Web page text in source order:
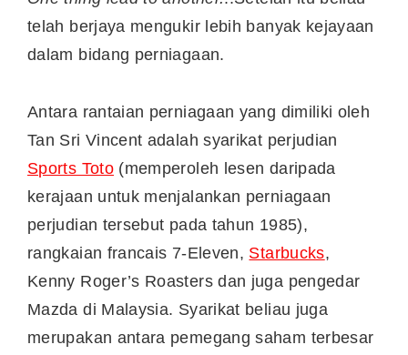
telah berjaya mengukir lebih banyak kejayaan
dalam bidang perniagaan.
Antara rantaian perniagaan yang dimiliki oleh
Tan Sri Vincent adalah syarikat perjudian
Sports Toto(memperoleh lesen daripada
kerajaan untuk menjalankan perniagaan
perjudian tersebut pada tahun 1985),
rangkaian francais 7-Eleven, Starbucks,
Kenny Roger’s Roasters dan juga pengedar
Mazda di Malaysia. Syarikat beliau juga
merupakan antara pemegang saham terbesar